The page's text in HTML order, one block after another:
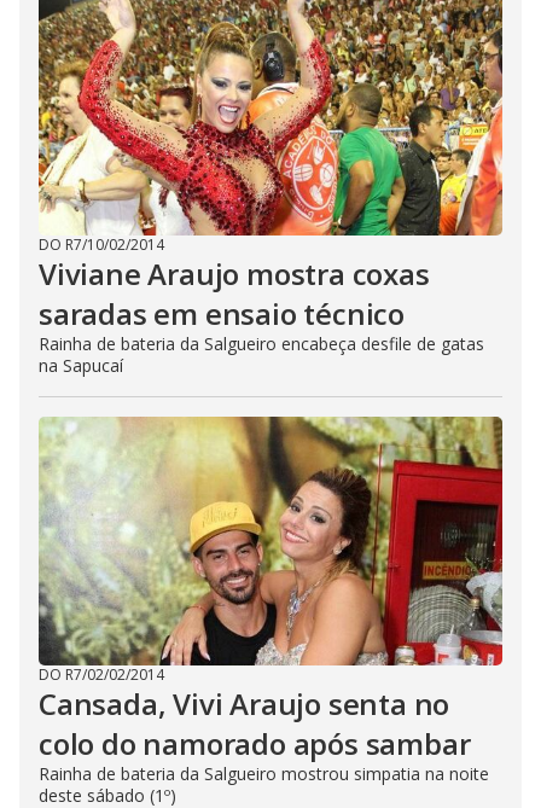
DO R7/10/02/2014
Viviane Araujo mostra coxas
saradas em ensaio técnico
Rainha de bateria da Salgueiro encabeça desfile de gatas
na Sapucaí
DO R7/02/02/2014
Cansada, Vivi Araujo senta no
colo do namorado após sambar
Rainha de bateria da Salgueiro mostrou simpatia na noite
deste sábado (1º)